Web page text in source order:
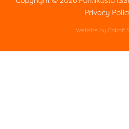
Privacy
Website by Cobalt